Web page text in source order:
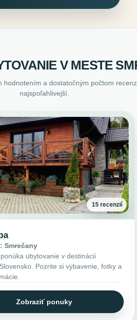
V MESTE
hodnotením a dostatočným počtom
najspoľahlivejší.
15 recenzií
Smrečany
ubytovanie v destinácii
Pozrite si vybavenie, fotky a
Zobraziť ponuky